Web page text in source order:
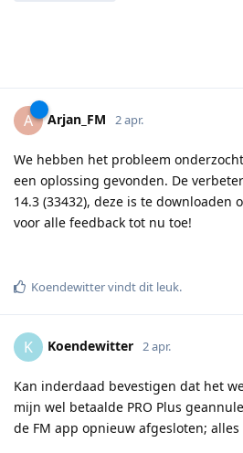
A Arjan_FM 2 apr.
We hebben het probleem
een oplossing gevonden. De
14.3 (33432), deze is te downloaden
voor alle feedback tot nu toe!
Koendewittervindt dit leuk.
K Koendewitter 2 apr.
Kan inderdaad bevestigen dat het
mijn wel betaalde PRO Plus
de FM app opnieuw afgesloten;